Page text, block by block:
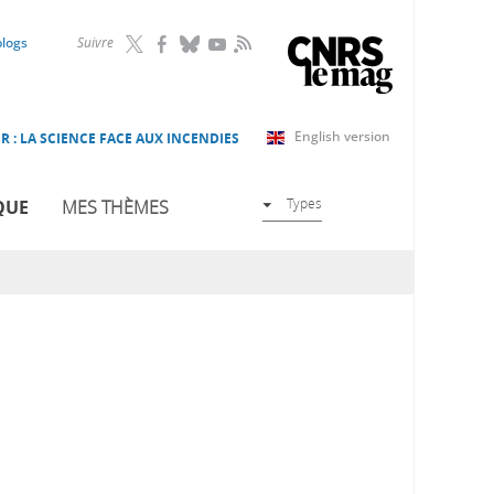
Suivre RSS
English version
: LA SCIENCE FACE AUX INCENDIES
MES THÈMES Types